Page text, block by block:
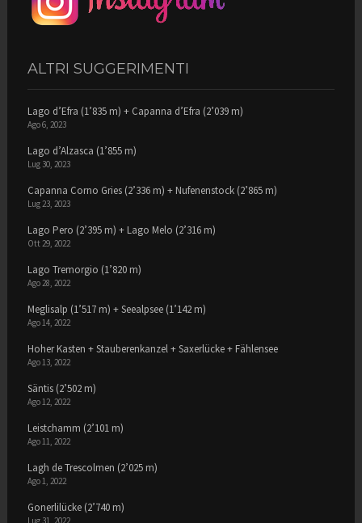
ALTRI SUGGERIMENTI
Lago d’Efra (1’835 m) + Capanna d’Efra (2’039 m)
Ago 6, 2023
Lago d’Alzasca (1’855 m)
Lug 30, 2023
Capanna Corno Gries (2’336 m) + Nufenenstock (2’865 m)
Lug 23, 2023
Lago Pero (2’395 m) + Lago Melo (2’316 m)
Ott 29, 2022
Lago Tremorgio (1’820 m)
Ago 28, 2022
Meglisalp (1’517 m) + Seealpsee (1’142 m)
Ago 14, 2022
Hoher Kasten + Stauberenkanzel + Saxerlücke + Fählensee
Ago 13, 2022
Säntis (2’502 m)
Ago 12, 2022
Leistchamm (2’101 m)
Ago 11, 2022
Lagh de Trescolmen (2’025 m)
Ago 1, 2022
Gonerlilücke (2’740 m)
Lug 31, 2022